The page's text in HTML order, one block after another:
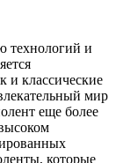
технологий и
и классические
мир
еще более
которые